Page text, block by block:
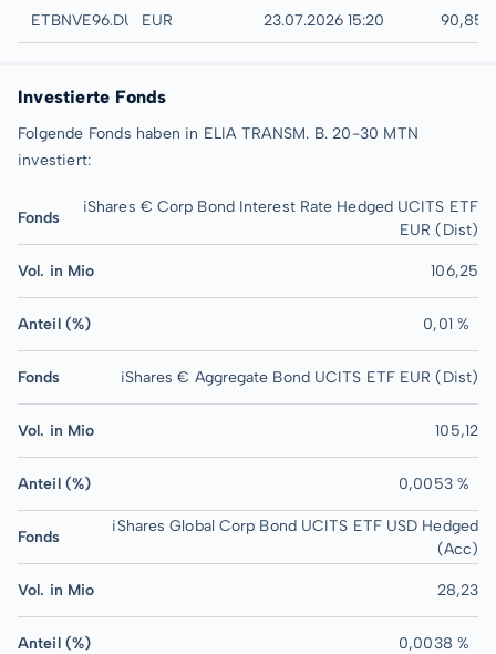
Düsseldorf
ETBNVE96.DUSBEUR 23.07.2026 15:20 90,85
Investierte Fonds
Folgende Fonds haben in ELIA TRANSM. B. 20-30 MTN
investiert:
Fonds
iShares € Corp Bond Interest Rate Hedged UCITS ETF
EUR (Dist)
Vol. in Mio 106,25
Anteil (%) 0,01 %
Fonds iShares € Aggregate Bond UCITS ETF EUR (Dist)
Vol. in Mio 105,12
Anteil (%) 0,0053 %
Fonds
iShares Global Corp Bond UCITS ETF USD Hedged
(Acc)
Vol. in Mio 28,23
Anteil (%) 0,0038 %